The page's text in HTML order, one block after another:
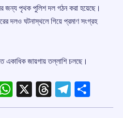
জন্য পৃথক পুলিশ দল গঠন করা হয়েছে।
দলও ঘটনাস্থলে গিয়ে প্রমাণ সংগ্রহ
একাধিক জায়গায় তল্লাশি চলছে।
WhatsApp
X Threads